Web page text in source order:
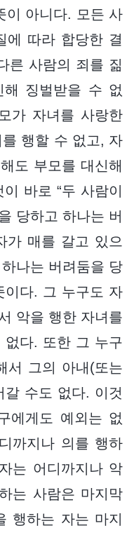
이 아니다. 모든 사
에 따라 합당한 결
른 사람의 죄를 짊
해 징벌받을 수 없
가 자녀를 사랑한
행할 수 없고, 자
도 부모를 대신해
바로 “두 사람이
당하고 하나는 버
가 매를 갈고 있으
나는 버려둠을 당
이다. 그 누구도 자
악을 행한 자녀를
없다. 또한 그 누구
서 그의 아내(또는
갈 수도 없다. 이것
에게도 예외는 없
까지나 의를 행하
는 어디까지나 악
는 사람은 마지막
행하는 자는 마지